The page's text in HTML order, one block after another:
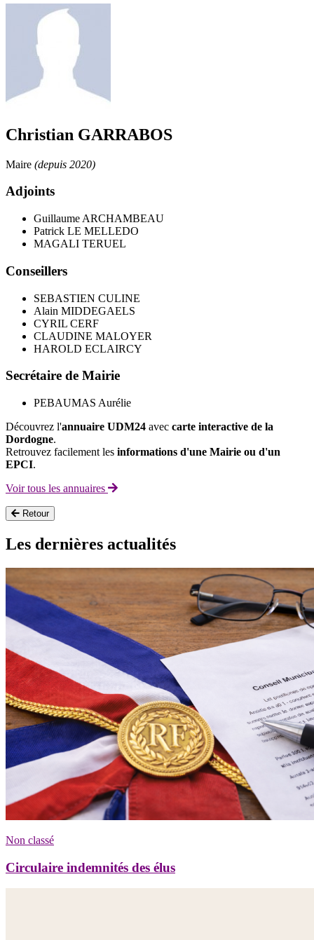
Christian GARRABOS
Maire (depuis 2020)
Adjoints
Guillaume ARCHAMBEAU
Patrick LE MELLEDO
MAGALI TERUEL
Conseillers
SEBASTIEN CULINE
Alain MIDDEGAELS
CYRIL CERF
CLAUDINE MALOYER
HAROLD ECLAIRCY
Secrétaire de Mairie
PEBAUMAS Aurélie
Découvrez l'annuaire UDM24 avec carte interactive de la
Dordogne.
Retrouvez facilement les informations d'une Mairie ou d'un
EPCI.
Voir tous les annuaires
Retour
Les dernières actualités
Non classé
Circulaire indemnités des élus